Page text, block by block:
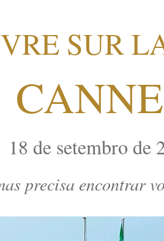
SUR
18 de setembro de
precisa encontrar